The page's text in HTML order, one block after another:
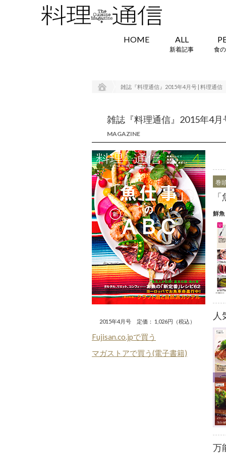
HOME ALL
新着記事 食
雑誌『料理通信』2015年4月号 | 料理通信
雑誌『料理通信』2015年4月
MAGAZINE
2015年4月号 定価： 1,026円（税込）
Fujisan.co.jpで買う
マガストアで買う(電子書籍)
巻
鮮
人
万